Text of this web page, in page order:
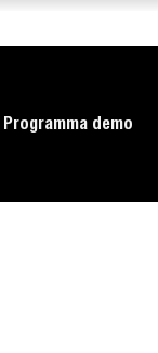
Programma demo